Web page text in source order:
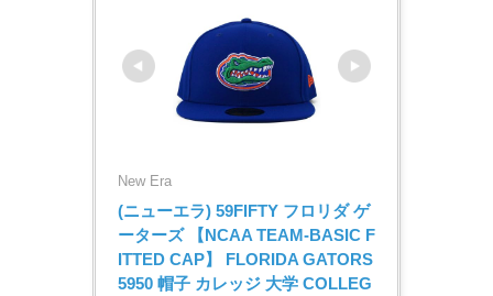
New Era
(ニューエラ) 59FIFTY フロリダ ゲ
ーターズ 【NCAA TEAM-BASIC F
ITTED CAP】 FLORIDA GATORS
5950 帽子 カレッジ 大学 COLLEG